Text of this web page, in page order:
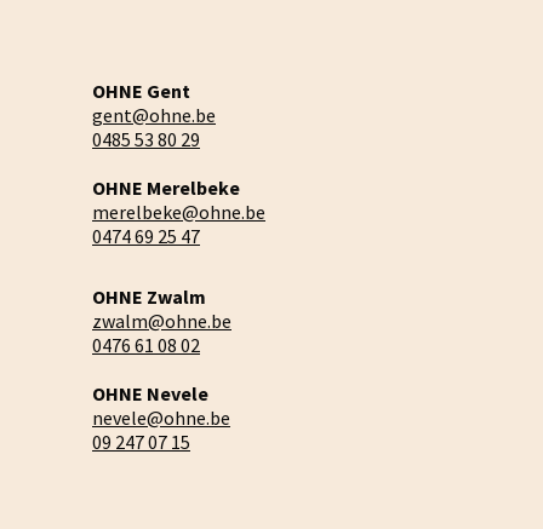
OHNE Gent
gent@ohne.be
0485 53 80 29
OHNE Merelbeke
merelbeke@ohne.be
0474 69 25 47
OHNE Zwalm
zwalm@ohne.be
0476 61 08 02
OHNE Nevele
nevele@ohne.be
09 247 07 15